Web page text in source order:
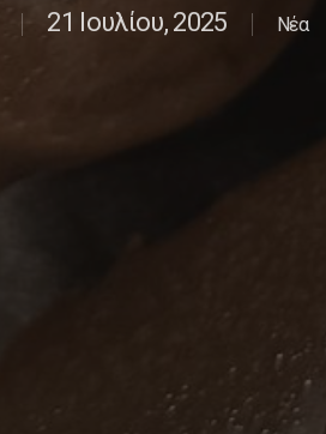
21 Ιουλίου, 2025 Νέα